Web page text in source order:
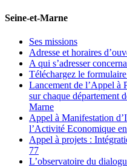
Seine-et-Marne
Ses missions
Adresse et horaires
A qui s’adresser
Téléchargez le
Lancement de l’Appel à
sur chaque département
Marne
Appel à Manifestation
l’Activité Economique
Appel à projets :
77
L’observatoire du